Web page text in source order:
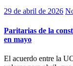
29 de abril de 2026
Paritarias de la
en mayo
El acuerdo entre la